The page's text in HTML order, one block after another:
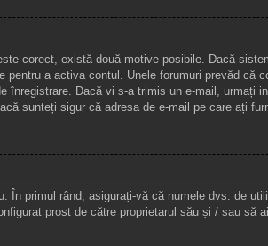
corect, există două motive posibile. Dacă
a activa contul. Unele forumuri prevăd
Dacă vi s-a trimis un e-mail,
sunteți sigur că adresa de e-mail pe care ați
În primul rând, asigurați-vă că numele dvs. de
prost de către proprietarul său și / sau să